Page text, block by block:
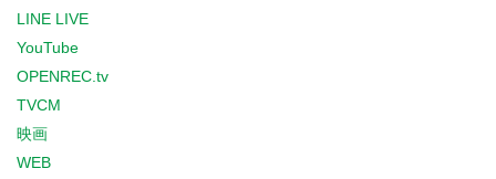
LINE LIVE
YouTube
OPENREC.tv
TVCM
映画
WEB